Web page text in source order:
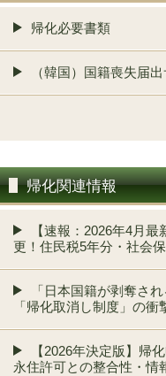
帰化必要書類
（韓国）国籍喪失届
帰化関連情報
【速報：2026年4月
更！住民税5年分・社会
「日本国籍が剥奪さ
「帰化取消し制度」の衝
【2026年決定版】帰
永住許可との整合性・情